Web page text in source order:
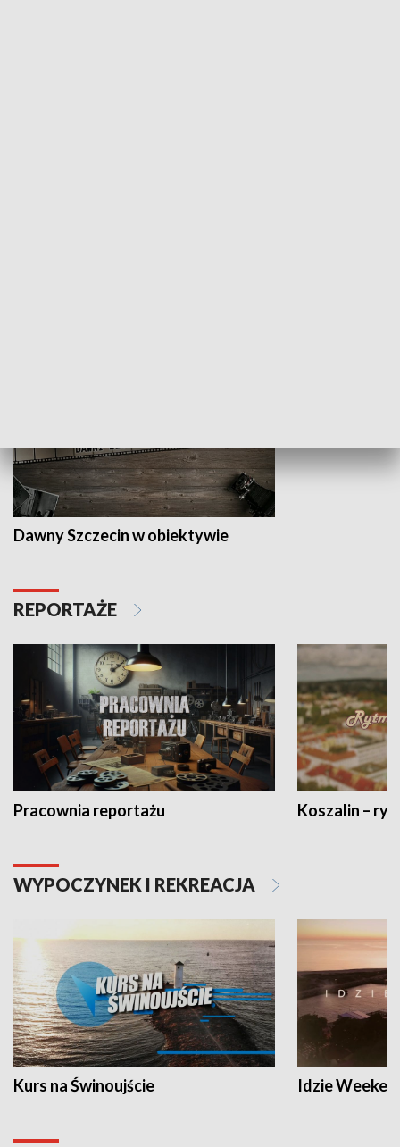
Dawny Szczecin w obiektywie
REPORTAŻE
Pracownia reportażu Koszalin –
WYPOCZYNEK I REKREACJA
Kurs na Świnoujście Idzie